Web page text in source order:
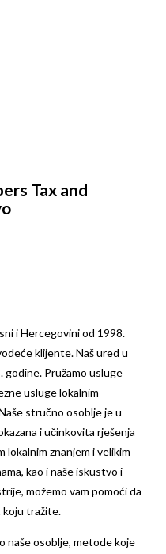
Tax and
i Hercegovini od 1998.
klijente. Naš ured u
godine. Pružamo usluge
usluge lokalnim
stručno osoblje je u
i učinkovita rješenja
lokalnim znanjem i velikim
kao i naše iskustvo i
možemo vam pomoći da
tražite.
naše osoblje, metode koje